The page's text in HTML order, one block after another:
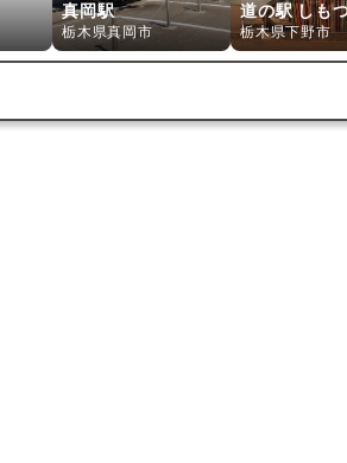
真岡駅
栃木県真岡市
道の駅 しも
栃木県下野市